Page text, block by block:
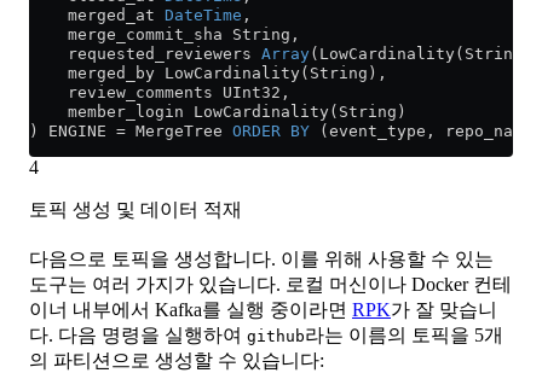
    merged_at
DateTime ,
    merge_commit_sha String,
    requested_reviewers
Array
    merged_by LowCardinality(String),
    review_comments UInt32,
    member_login LowCardinality(String)
) ENGINE = MergeTree ORDER BY (event_type,
4
토픽 생성 및 데이터 적재
다음으로 토픽을 생성합니다. 이를 위해 사용할 수 있는
도구는 여러 가지가 있습니다. 로컬 머신이나 Docker 컨테
이너 내부에서 Kafka를 실행 중이라면 RPK가 잘 맞습니
다. 다음 명령을 실행하여 github라는 이름의 토픽을 5개
의 파티션으로 생성할 수 있습니다: